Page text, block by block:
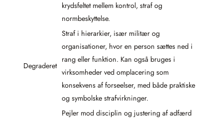
krydsfeltet mellem kontrol, straf og
normbeskyttelse.
Degraderet
Straf i hierarkier, især militær og
organisationer, hvor en person sættes ned i
rang eller funktion. Kan også bruges i
virksomheder ved omplacering som
konsekvens af forseelser, med både praktiske
og symbolske strafvirkninger.
Pejler mod disciplin og justering af adfærd